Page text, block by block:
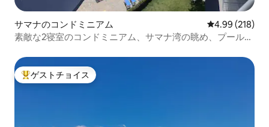
サマナのコンドミニアム レビュー218
4.99 (218)
素敵な2寝室のコンドミニアム、サマナ湾の眺め、プール、
大好評のゲストチョイスです。
ゲストチョイス